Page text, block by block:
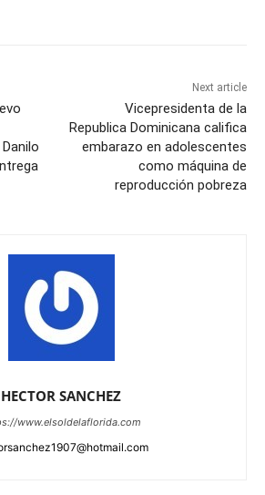
Next article
Vicepresidenta de la
Republica Dominicana califica
embarazo en adolescentes
como máquina de
reproducción pobreza
HECTOR SANCHEZ
www.elsoldelaflorida.com